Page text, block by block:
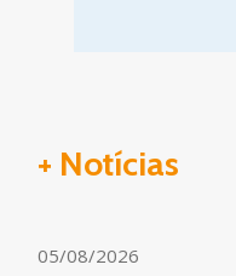
+ Notícias
05/08/2026